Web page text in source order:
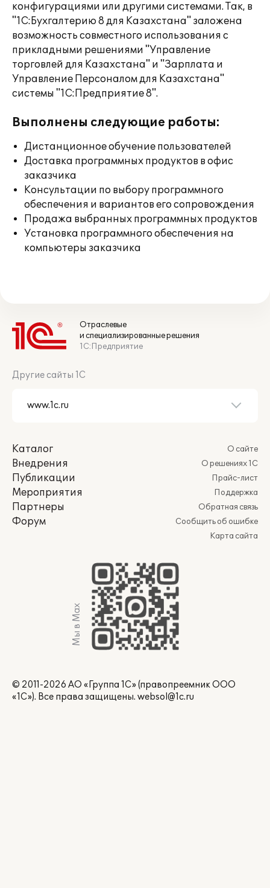
конфигурациями или другими системами. Так, в
"1С:Бухгалтерию 8 для Казахстана" заложена
возможность совместного использования с
прикладными решениями "Управление
торговлей для Казахстана" и "Зарплата и
Управление Персоналом для Казахстана"
системы "1С:Предприятие 8".
Выполнены следующие работы:
Дистанционное обучение пользователей
Доставка программных продуктов в офис
заказчика
Консультации по выбору программного
обеспечения и вариантов его сопровождения
Продажа выбранных программных продуктов
Установка программного обеспечения на
компьютеры заказчика
Отраслевые
и специализированные решения
1С:Предприятие
Другие сайты 1С
Каталог
Внедрения
Публикации
Мероприятия
Партнеры
Форум
О сайте
О решениях 1С
Прайс-лист
Поддержка
Обратная связь
Сообщить об ошибке
Карта сайта
Мы в Max
© 2011-2026 АО «Группа 1С» (правопреемник ООО
«1С»). Все права защищены. websol@1c.ru